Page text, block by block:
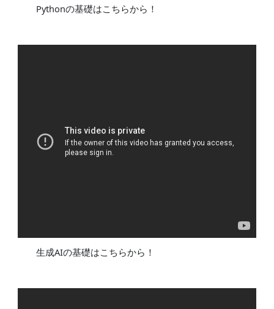
Pythonの基礎はこちらから！
生成AIの基礎はこちらから！